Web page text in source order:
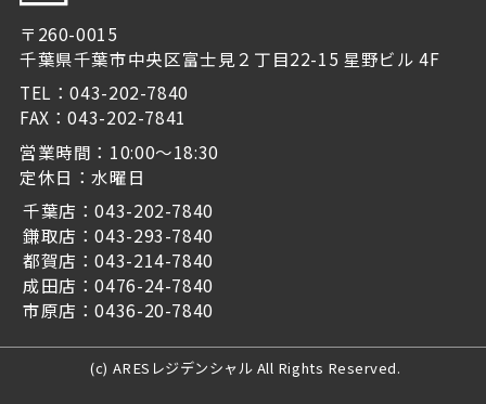
〒260-0015
千葉県千葉市中央区富士見２丁目22-15 星野ビル 4F
TEL：043-202-7840
FAX：043-202-7841
営業時間：10:00～18:30
定休日：水曜日
千葉店：043-202-7840
鎌取店：043-293-7840
都賀店：043-214-7840
成田店：0476-24-7840
市原店：0436-20-7840
(c) ARESレジデンシャル All Rights Reserved.